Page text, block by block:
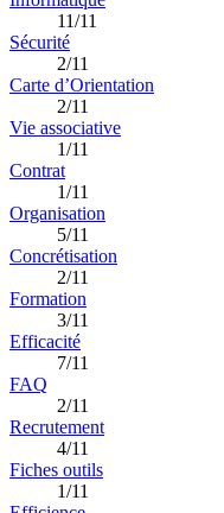
11/11
Sécurité
2/11
Carte d’Orientation
2/11
Vie associative
1/11
Contrat
1/11
Organisation
5/11
Concrétisation
2/11
Formation
3/11
Efficacité
7/11
FAQ
2/11
Recrutement
4/11
Fiches outils
1/11